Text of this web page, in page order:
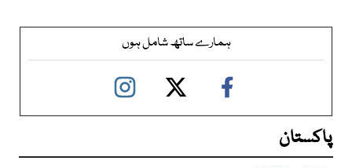
ہمارے ساتھ شامل ہوں
پاکستان